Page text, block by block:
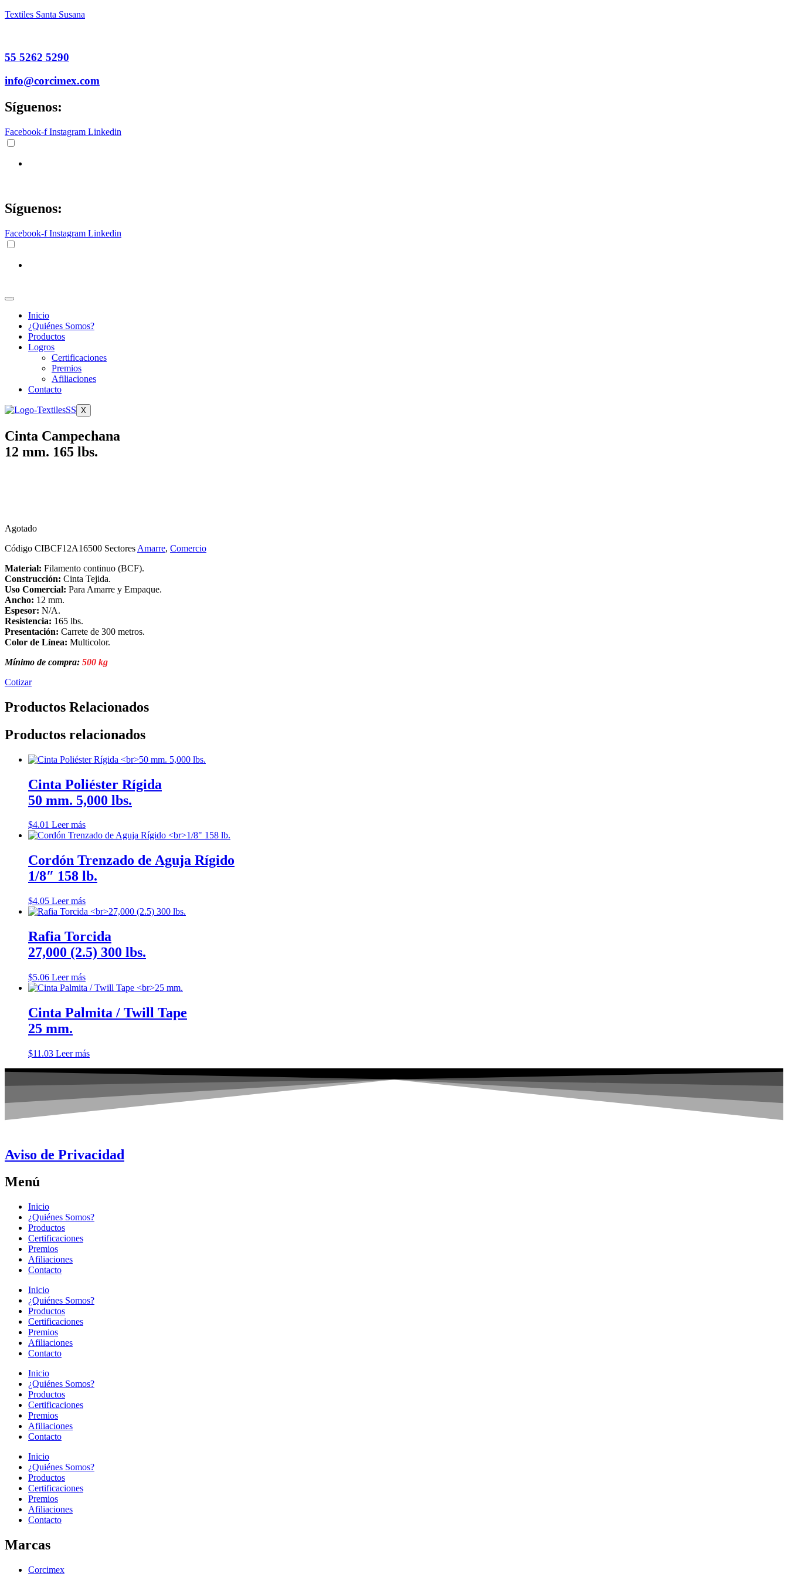
Textiles Santa Susana
55 5262 5290
info@corcimex.com
Síguenos:
Facebook-f Instagram Linkedin
Síguenos:
Facebook-f Instagram Linkedin
Inicio
¿Quiénes Somos?
Productos
Logros
Certificaciones
Premios
Afiliaciones
Contacto
X
Cinta Campechana
12 mm. 165 lbs.
Agotado
Código CIBCF12A16500 Sectores Amarre, Comercio
Material: Filamento continuo (BCF).
Construcción: Cinta Tejida.
Uso Comercial: Para Amarre y Empaque.
Ancho: 12 mm.
Espesor: N/A.
Resistencia: 165 lbs.
Presentación: Carrete de 300 metros.
Color de Línea: Multicolor.
Mínimo de compra: 500 kg
Cotizar
Productos Relacionados
Productos relacionados
Cinta Poliéster Rígida
50 mm. 5,000 lbs.
$4.01 Leer más
Cordón Trenzado de Aguja Rígido
1/8″ 158 lb.
$4.05 Leer más
Rafia Torcida
27,000 (2.5) 300 lbs.
$5.06 Leer más
Cinta Palmita / Twill Tape
25 mm.
$11.03 Leer más
Aviso de Privacidad
Menú
Inicio
¿Quiénes Somos?
Productos
Certificaciones
Premios
Afiliaciones
Contacto
Inicio
¿Quiénes Somos?
Productos
Certificaciones
Premios
Afiliaciones
Contacto
Inicio
¿Quiénes Somos?
Productos
Certificaciones
Premios
Afiliaciones
Contacto
Inicio
¿Quiénes Somos?
Productos
Certificaciones
Premios
Afiliaciones
Contacto
Marcas
Corcimex